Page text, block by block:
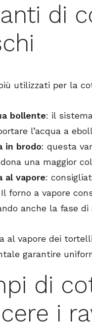
di
utilizzati per la
bollente: il
l’acqua a
in brodo: questa
una maggior
al vapore:
forno a vapore
anche la fase
al vapore dei
garantire
di
i